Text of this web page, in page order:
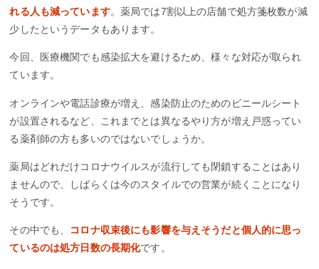
れる人も減っています。薬局では7割以上の店舗で処方箋枚数が減
少したというデータもあります。
今回、医療機関でも感染拡大を避けるため、様々な対応が取られ
ています。
オンラインや電話診療が増え、感染防止のためのビニールシート
が設置されるなど、これまでとは異なるやり方が増え戸惑ってい
る薬剤師の方も多いのではないでしょうか。
薬局はどれだけコロナウイルスが流行しても閉鎖することはあり
ませんので、しばらくは今のスタイルでの営業が続くことになり
そうです。
その中でも、
コロナ収束後にも影響を与えそうだと個人的に思っ
ているのは処方日数の長期化です。